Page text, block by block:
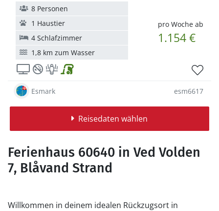
pro Woche ab
1.154 €
8 Personen
1 Haustier
4 Schlafzimmer
1,8 km zum Wasser
Esmark esm6617
Reisedaten wählen
Ferienhaus 60640 in Ved Volden
7, Blåvand Strand
Willkommen in deinem idealen Rückzugsort in